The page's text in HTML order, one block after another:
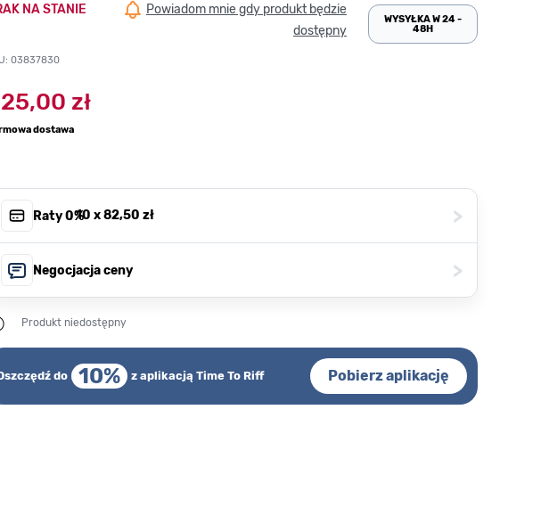
NA STANIE
Powiadom mnie gdy produkt będzie
dostępny
03837830
WYSYŁKA W 24 -
48H
zł
dostawa
Raty 0%, 10 x82,50 zł >
Negocjacja ceny >
Produkt niedostępny
do 10% z aplikacją Time To Riff Pobierz aplikację